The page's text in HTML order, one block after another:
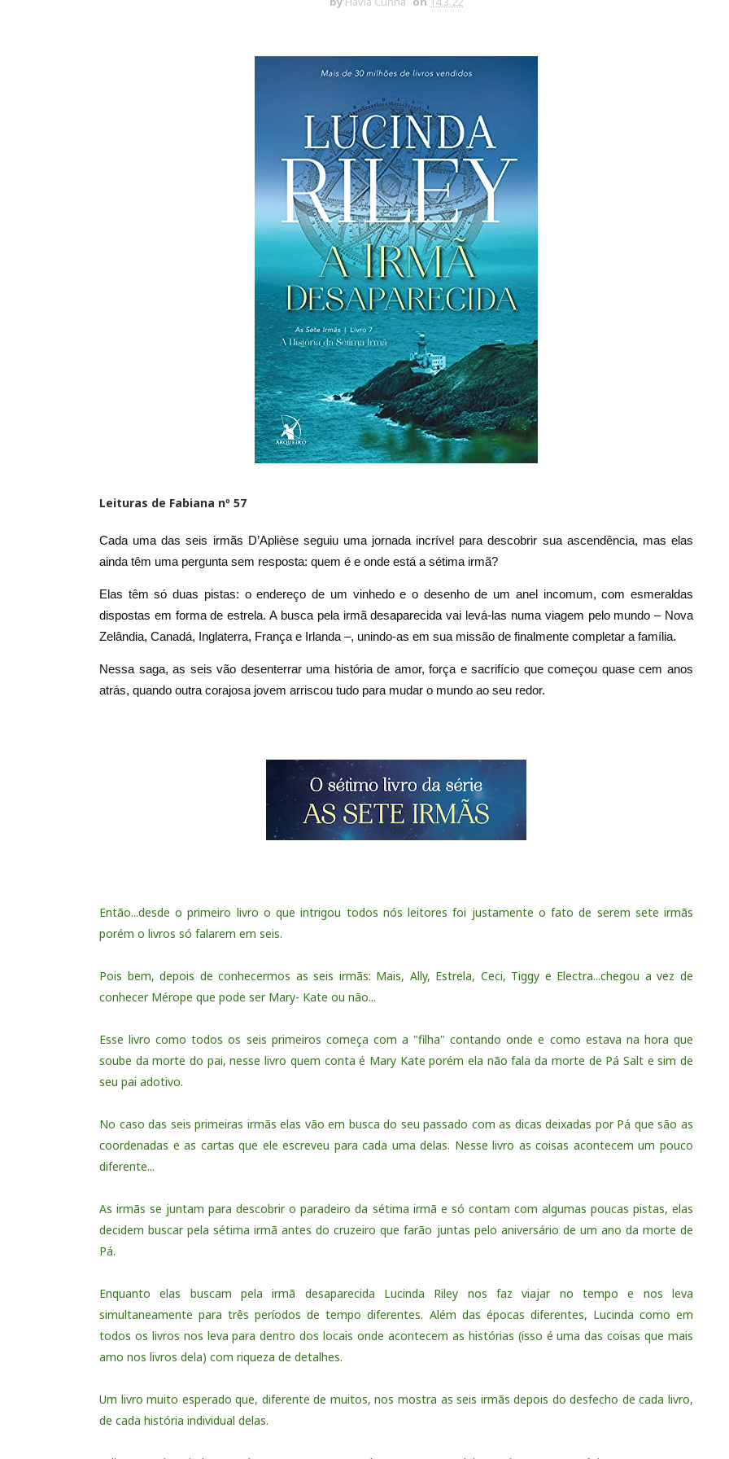
Leituras de Fabiana nº 57
Cada uma das seis irmãs D’Aplièse seguiu uma jornada incrível para descobrir sua ascendência, mas elas
ainda têm uma pergunta sem resposta: quem é e onde está a sétima irmã?
Elas têm só duas pistas: o endereço de um vinhedo e o desenho de um anel incomum, com esmeraldas
dispostas em forma de estrela. A busca pela irmã desaparecida vai levá-las numa viagem pelo mundo – Nova
Zelândia, Canadá, Inglaterra, França e Irlanda –, unindo-as em sua missão de finalmente completar a família.
Nessa saga, as seis vão desenterrar uma história de amor, força e sacrifício que começou quase cem anos
atrás, quando outra corajosa jovem arriscou tudo para mudar o mundo ao seu redor.
Então...desde o primeiro livro o que intrigou todos nós leitores foi justamente o fato de serem sete irmãs
porém o livros só falarem em seis.
Pois bem, depois de conhecermos as seis irmãs: Mais, Ally, Estrela, Ceci, Tiggy e Electra...chegou a vez de
conhecer Mérope que pode ser Mary- Kate ou não...
Esse livro como todos os seis primeiros começa com a "filha" contando onde e como estava na hora que
soube da morte do pai, nesse livro quem conta é Mary Kate porém ela não fala da morte de Pá Salt e sim de
seu pai adotivo.
No caso das seis primeiras irmãs elas vão em busca do seu passado com as dicas deixadas por Pá que são as
coordenadas e as cartas que ele escreveu para cada uma delas. Nesse livro as coisas acontecem um pouco
diferente...
As irmãs se juntam para descobrir o paradeiro da sétima irmã e só contam com algumas poucas pistas, elas
decidem buscar pela sétima irmã antes do cruzeiro que farão juntas pelo aniversário de um ano da morte de
Pá.
Enquanto elas buscam pela irmã desaparecida Lucinda Riley nos faz viajar no tempo e nos leva
simultaneamente para três períodos de tempo diferentes. Além das épocas diferentes, Lucinda como em
todos os livros nos leva para dentro dos locais onde acontecem as histórias (isso é uma das coisas que mais
amo nos livros dela) com riqueza de detalhes.
Um livro muito esperado que, diferente de muitos, nos mostra as seis irmãs depois do desfecho de cada livro,
de cada história individual delas.